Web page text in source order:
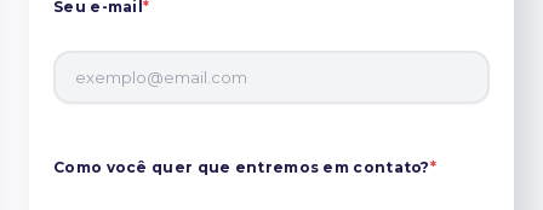
Seu e-mail*
Como você quer que entremos em contato?*